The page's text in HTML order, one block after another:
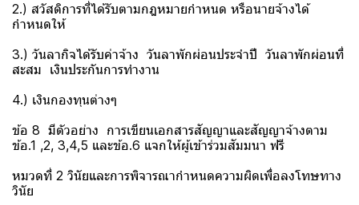
2.) สวัสดิการที่ได้รับตามกฎหมายกำหนด หรือนายจ้างได้
กำหนดให้
3.) วันลากิจได้รับค่าจ้าง วันลาพักผ่อนประจำปี วันลาพักผ่อนที่
สะสม เงินประกันการทำงาน
4.) เงินกองทุนต่างๆ
ข้อ 8 มีตัวอย่าง การเขียนเอกสารสัญญาและสัญญาจ้างตาม
ข้อ.1 ,2, 3,4,5 และข้อ.6 แจกให้ผู้เข้าร่วมสัมมนา ฟรี
หมวดที่ 2 วินัยและการพิจารณากำหนดความผิดเพื่อลงโทษทาง
วินัย